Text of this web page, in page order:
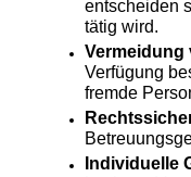
entscheiden
tätig wird.
Vermeidung
Verfügung
fremde
Individuelle